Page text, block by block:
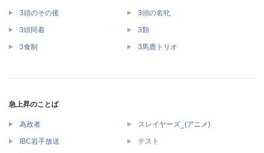
3頭のその後 3頭の名牝
3頭同着 3類
3食制 3馬鹿トリオ
急上昇のことば
為政者 スレイヤーズ_(アニメ)
IBC岩手放送 テスト